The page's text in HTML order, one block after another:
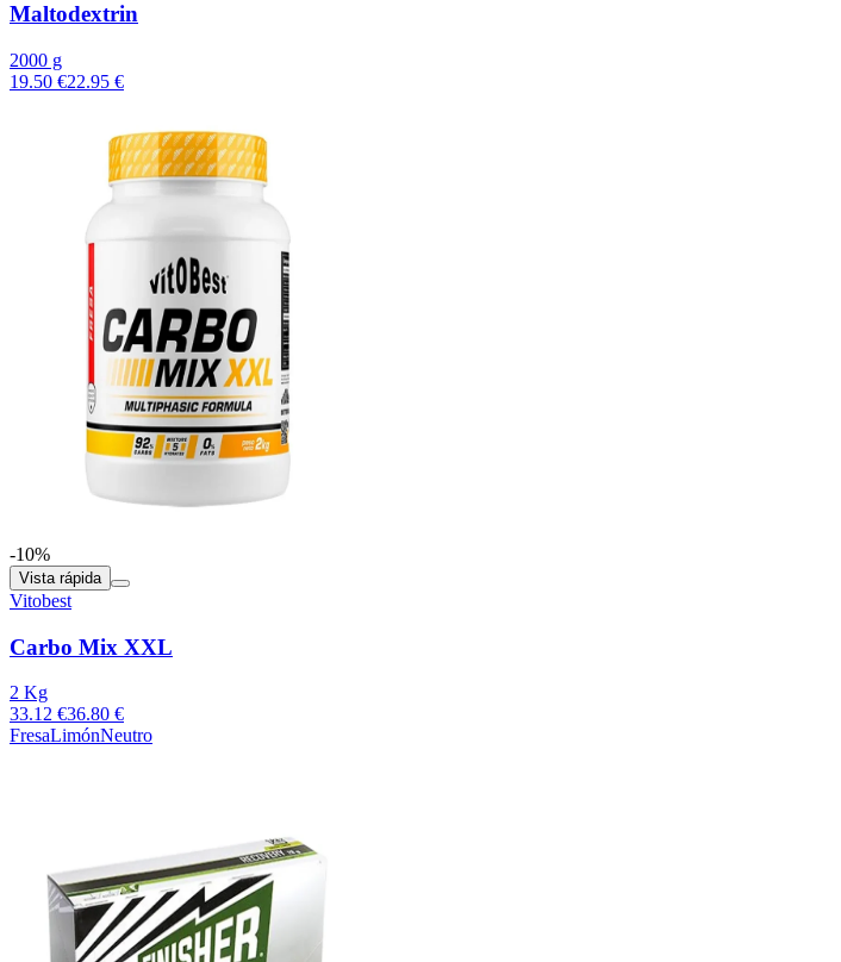
Maltodextrin
2000 g
19.50 €22.95 €
-10%
Vista rápida
Vitobest
Carbo Mix XXL
2 Kg
33.12 €36.80 €
FresaLimónNeutro